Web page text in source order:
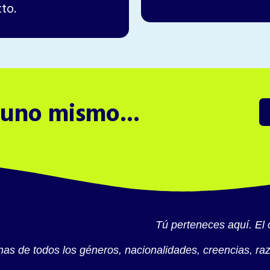
mismo...
Tú perteneces aquí. El
de todos los géneros, nacionalidades, creencias,